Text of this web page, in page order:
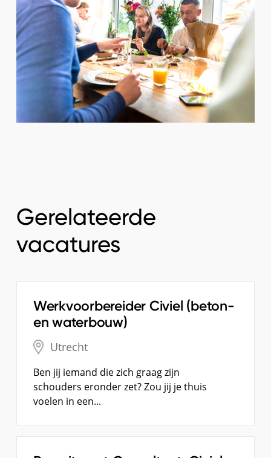
Gerelateerde
vacatures
Werkvoorbereider Civiel (beton-
en waterbouw)
Utrecht
Ben jij iemand die zich graag zijn
schouders eronder zet? Zou jij je thuis
voelen in een...